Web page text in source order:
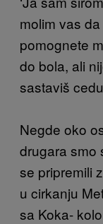
molim vas
pomognete
do bola, ali
sastaviš
Negde oko
drugara smo
se pripremili
u cirkanju
sa Koka-